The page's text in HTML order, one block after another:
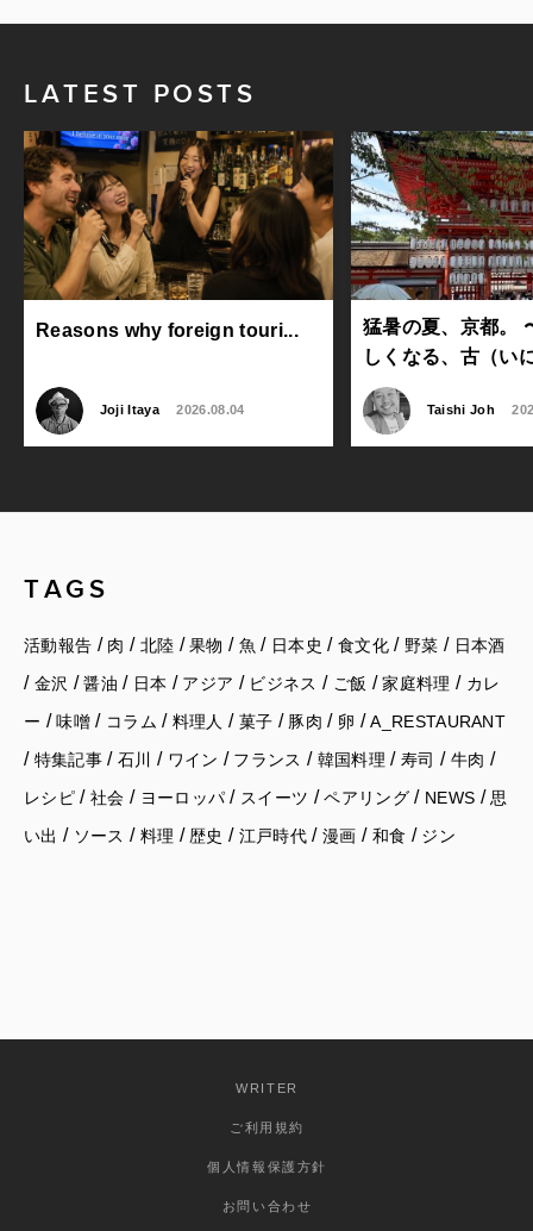
LATEST POSTS
Reasons why foreign touri...
Joji Itaya 2026.08.04
猛暑の夏、京都。
しくなる、古（い
Taishi Joh
TAGS
活動報告 / 肉 / 北陸 /果物 / 魚 / 日本史 / 食文化/ 野菜 / 日本酒
/ 金沢 /醤油 / 日本 / アジア / ビジネス / ご飯 /家庭料理 / カレ
ー /味噌/ コラム / 料理人 / 菓子 / 豚肉 / 卵 /A_RESTAURANT
/ 特集記事/ 石川 / ワイン / フランス / 韓国料理 / 寿司 / 牛肉 /
レシピ/ 社会 / ヨーロッパ / スイーツ /ペアリング/ NEWS / 思
い出 / ソース / 料理 / 歴史 / 江戸時代 /漫画 / 和食 / ジン
WRITER
ご利用規約
個人情報保護方針
お問い合わせ